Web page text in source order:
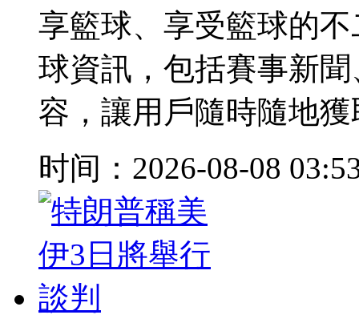
享籃球、享受籃球的
球資訊，包括賽事新
容，讓用戶隨時隨地
时间：2026-08-08